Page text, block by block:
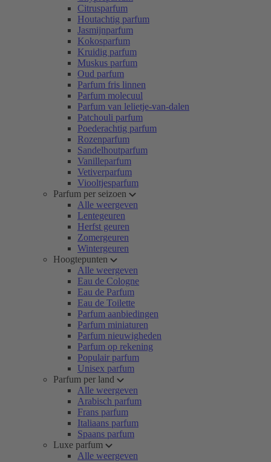
Citrusparfum
Houtachtig parfum
Jasmijnparfum
Kokosparfum
Kruidig parfum
Muskus parfum
Oud parfum
Parfum fris linnen
Parfum molecuul
Parfum van lelietje-van-dalen
Patchouli parfum
Poederachtig parfum
Rozenparfum
Sandelhoutparfum
Vanilleparfum
Vetiverparfum
Viooltjesparfum
Parfum per seizoen
Alle weergeven
Lentegeuren
Herfst geuren
Zomergeuren
Wintergeuren
Hoogtepunten
Alle weergeven
Eau de Cologne
Eau de Parfum
Eau de Toilette
Parfum aanbiedingen
Parfum miniaturen
Parfum nieuwigheden
Parfum op rekening
Populair parfum
Unisex parfum
Parfum per land
Alle weergeven
Arabisch parfum
Frans parfum
Italiaans parfum
Spaans parfum
Luxe parfum
Alle weergeven